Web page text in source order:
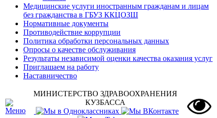
Медицинские услуги иностранным гражданам и лицам
без гражданства в ГБУЗ ККЦОЗШ
Нормативные документы
Противодействие коррупции
Политика обработки персональных данных
Опросы о качестве обслуживания
Результаты независимой оценки качества оказания услуг
Приглашаем на работу
Наставничество
МИНИСТЕРСТВО ЗДРАВООХРАНЕНИЯ
КУЗБАССА